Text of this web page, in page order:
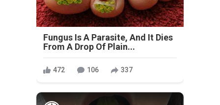
Fungus Is A Parasite, And It Dies
From A Drop Of Plain...
472 106 337